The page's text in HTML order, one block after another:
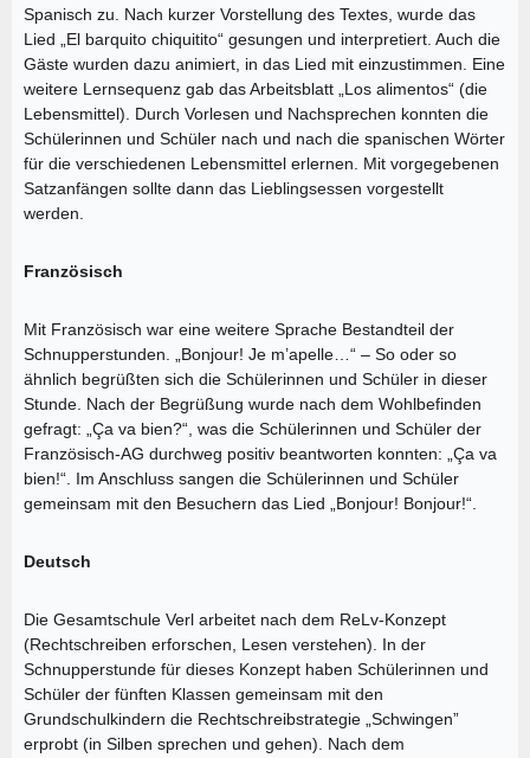
Spanisch zu. Nach kurzer Vorstellung des Textes, wurde das
Lied „El barquito chiquitito“ gesungen und interpretiert. Auch die
Gäste wurden dazu animiert, in das Lied mit einzustimmen. Eine
weitere Lernsequenz gab das Arbeitsblatt „Los alimentos“ (die
Lebensmittel). Durch Vorlesen und Nachsprechen konnten die
Schülerinnen und Schüler nach und nach die spanischen Wörter
für die verschiedenen Lebensmittel erlernen. Mit vorgegebenen
Satzanfängen sollte dann das Lieblingsessen vorgestellt
werden.
Französisch
Mit Französisch war eine weitere Sprache Bestandteil der
Schnupperstunden. „Bonjour! Je m’apelle…“ – So oder so
ähnlich begrüßten sich die Schülerinnen und Schüler in dieser
Stunde. Nach der Begrüßung wurde nach dem Wohlbefinden
gefragt: „Ça va bien?“, was die Schülerinnen und Schüler der
Französisch-AG durchweg positiv beantworten konnten: „Ça va
bien!“. Im Anschluss sangen die Schülerinnen und Schüler
gemeinsam mit den Besuchern das Lied „Bonjour! Bonjour!“.
Deutsch
Die Gesamtschule Verl arbeitet nach dem ReLv-Konzept
(Rechtschreiben erforschen, Lesen verstehen). In der
Schnupperstunde für dieses Konzept haben Schülerinnen und
Schüler der fünften Klassen gemeinsam mit den
Grundschulkindern die Rechtschreibstrategie „Schwingen”
erprobt (in Silben sprechen und gehen). Nach dem